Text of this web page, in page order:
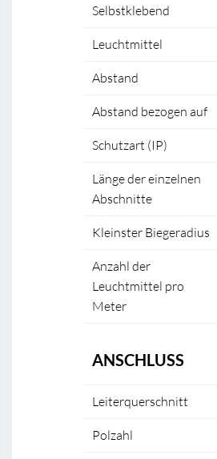
Selbstklebend
Leuchtmittel
Abstand
Abstand bezogen auf
Schutzart (IP)
Länge der einzelnen
Abschnitte
Kleinster Biegeradius
Anzahl der
Leuchtmittel pro
Meter
ANSCHLUSS
Leiterquerschnitt
Polzahl